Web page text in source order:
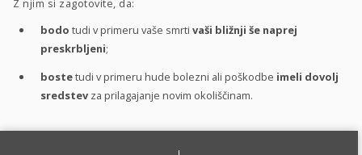
Z njim si zagotovite, da:
bodo tudi v primeru vaše smrti vaši bližnji še naprej
preskrbljeni;
bostetudi v primeru hude bolezni ali poškodbe imeli dovolj
sredstev za prilagajanje novim okoliščinam.